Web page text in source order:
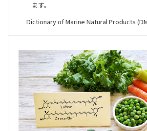
ます。
Dictionary of Marine Natural Products